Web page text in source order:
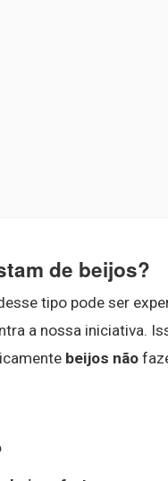
de beijos?
tipo pode ser
a nossa iniciativa.
beijos não